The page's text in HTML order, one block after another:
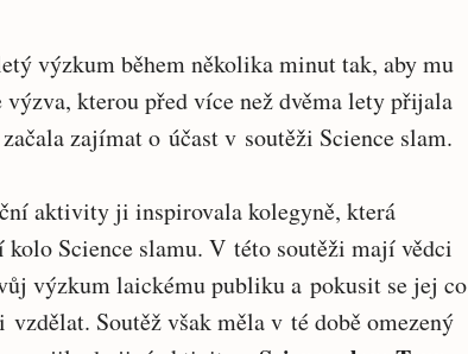
výzkum během několika minut tak, aby mu
kterou před více než dvěma lety přijala
zajímat o účast v soutěži Science slam.
aktivity ji inspirovala kolegyně, která
Science slamu. V této soutěži mají vědci
výzkum laickému publiku a pokusit se jej co
Soutěž však měla v té době omezený